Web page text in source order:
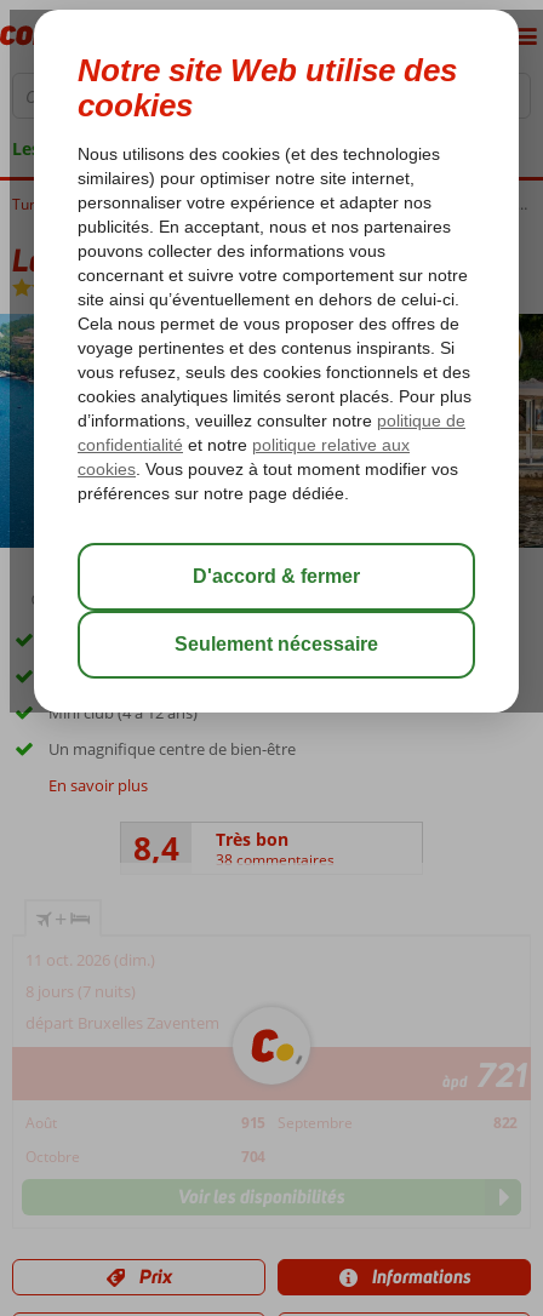
Les garanties de vacances
Côte Égéenne Marmaris Marmaris-Centrum Labranda Mares Marmaris Hotel
Labranda Mares Marmaris Hotel
All Inclusive-Hôtel
03:30 sauver
Hôtel familial idéal
Directement sur la plage et la promenade
Mini club (4 à 12 ans)
Un magnifique centre de bien-être
En savoir plus
8,4 Très bon
38 commentaires
+
11 oct. 2026 (dim.)
8 jours (7 nuits)
départ Bruxelles Zaventem
àpd 721
Août 915 Septembre
822
Octobre
704
Voir les disponibilités
Prix Informations